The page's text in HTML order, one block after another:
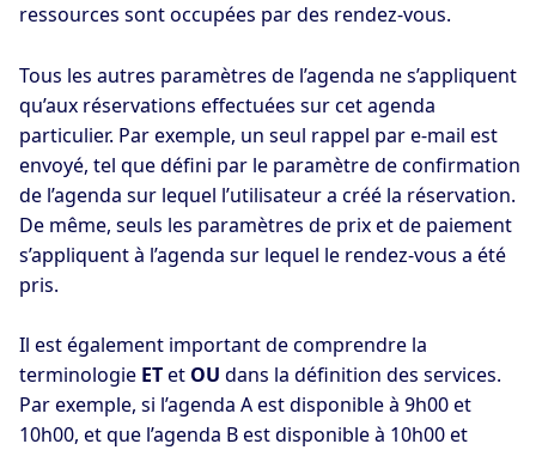
ressources sont occupées par des rendez-vous.
Tous les autres paramètres de l’agenda ne s’appliquent
qu’aux réservations effectuées sur cet agenda
particulier. Par exemple, un seul rappel par e-mail est
envoyé, tel que défini par le paramètre de confirmation
de l’agenda sur lequel l’utilisateur a créé la réservation.
De même, seuls les paramètres de prix et de paiement
s’appliquent à l’agenda sur lequel le rendez-vous a été
pris.
Il est également important de comprendre la
terminologie ETet OU dans la définition des services.
Par exemple, si l’agenda A est disponible à 9h00 et
10h00, et que l’agenda B est disponible à 10h00 et